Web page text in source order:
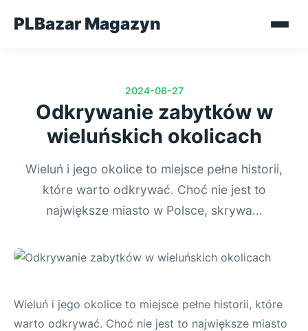
PLBazar Magazyn
2024-06-27
Odkrywanie zabytków w
wieluńskich okolicach
Wieluń i jego okolice to miejsce pełne historii,
które warto odkrywać. Choć nie jest to
największe miasto w Polsce, skrywa…
Wieluń i jego okolice to miejsce pełne historii, które
warto odkrywać. Choć nie jest to największe miasto